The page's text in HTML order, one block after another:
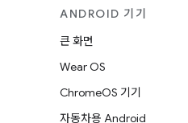
ANDROID 기기
큰 화면
Wear OS
ChromeOS 기기
자동차용 Android